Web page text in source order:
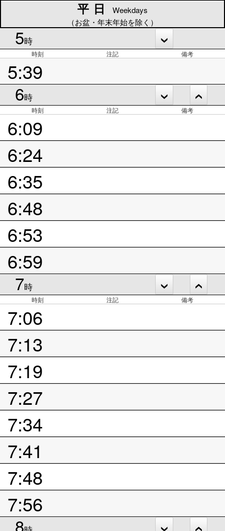
平日
Weekdays
（お盆・年末年始を除く）
5時
時刻 注記 備考
5:39
6時
時刻 注記 備考
6:09
6:24
6:35
6:48
6:53
6:59
7時
時刻 注記 備考
7:06
7:13
7:19
7:27
7:34
7:41
7:48
7:56
8